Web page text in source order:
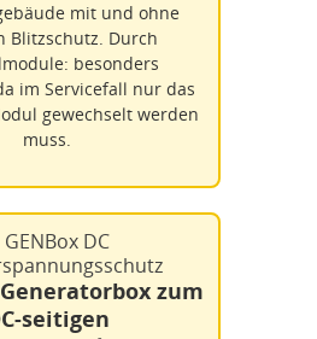
mit und ohne
Blitzschutz. Durch
besonders
im Servicefall nur das
gewechselt werden
muss.
Generatorbox zum
seitigen